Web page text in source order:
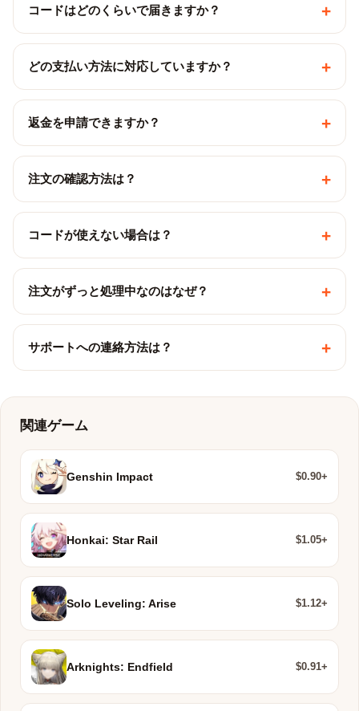
コードはどのくらいで届きますか？ +
どの支払い方法に対応していますか？ +
返金を申請できますか？ +
注文の確認方法は？ +
コードが使えない場合は？ +
注文がずっと処理中なのはなぜ？ +
サポートへの連絡方法は？ +
関連ゲーム
Genshin Impact $0.90+
Honkai: Star Rail $1.05+
Solo Leveling: Arise $1.12+
Arknights: Endfield $0.91+